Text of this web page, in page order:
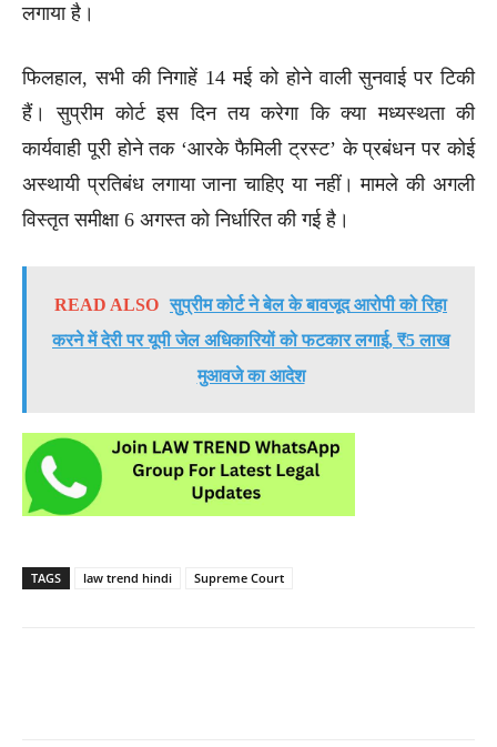
लगाया है।
फिलहाल, सभी की निगाहें 14 मई को होने वाली सुनवाई पर टिकी
हैं। सुप्रीम कोर्ट इस दिन तय करेगा कि क्या मध्यस्थता की
कार्यवाही पूरी होने तक ‘आरके फैमिली ट्रस्ट’ के प्रबंधन पर कोई
अस्थायी प्रतिबंध लगाया जाना चाहिए या नहीं। मामले की अगली
विस्तृत समीक्षा 6 अगस्त को निर्धारित की गई है।
READ ALSO सुप्रीम कोर्ट ने बेल के बावजूद आरोपी को रिहा
करने में देरी पर यूपी जेल अधिकारियों को फटकार लगाई, ₹5 लाख
मुआवजे का आदेश
TAGS law trend hindi Supreme Court